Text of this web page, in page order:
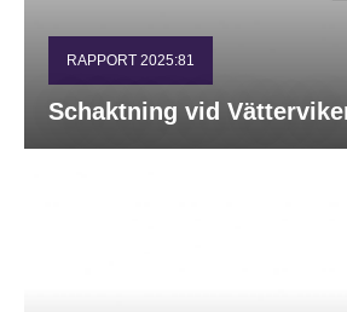
RAPPORT 2025:81
Schaktning vid